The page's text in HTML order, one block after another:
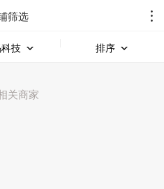
筛选
技 排序
关商家